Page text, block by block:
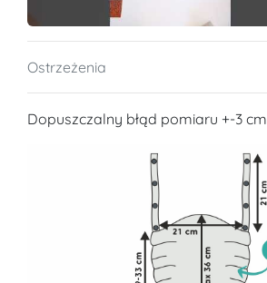
Ostrzeżenia
Dopuszczalny błąd pomiaru +-3 cm